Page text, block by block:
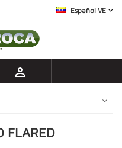
Español VE

FLARED